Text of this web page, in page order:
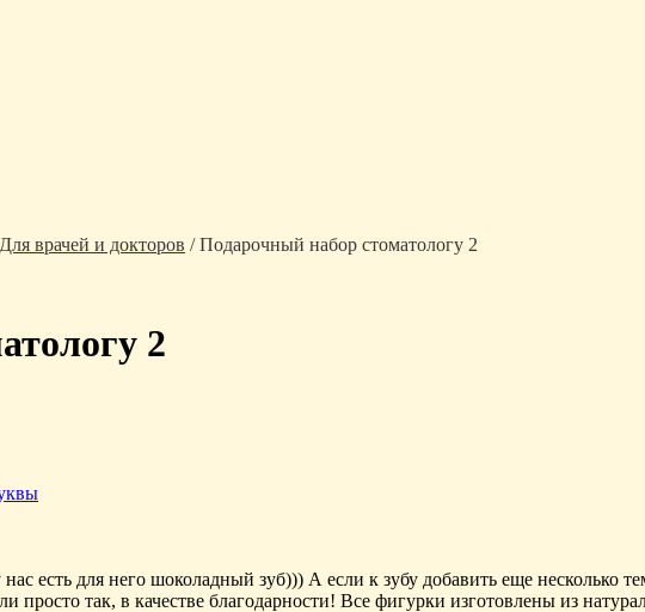
Для врачей и докторов / Подарочный набор стоматологу 2
2
есть для него шоколадный зуб))) А если к зубу добавить еще несколько
просто так, в качестве благодарности! Все фигурки изготовлены из